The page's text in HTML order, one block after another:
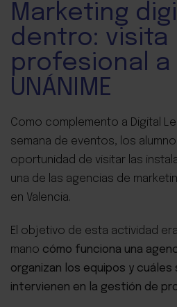
Marketing
dentro: visita
profesional a
UNÁNIME
Como complemento a Digital
semana de eventos, los
oportunidad de visitar las
una de las agencias de
en Valencia.
El objetivo de esta actividad
mano cómo funciona una
organizan los equipos y
intervienen en la gestión de